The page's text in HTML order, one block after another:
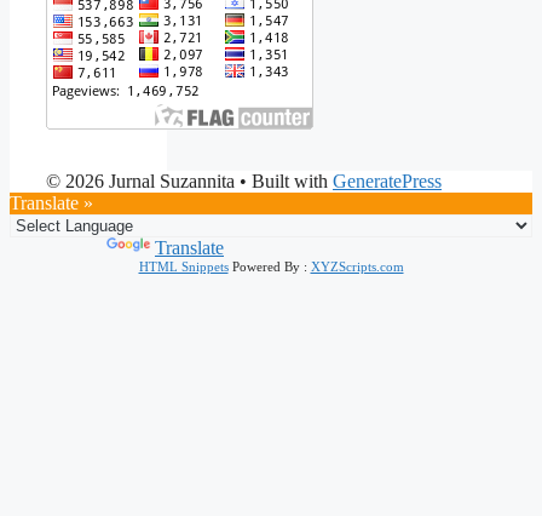
© 2026 Jurnal Suzannita • Built with GeneratePress
Translate »
Translate
HTML SnippetsPowered By : XYZScripts.com